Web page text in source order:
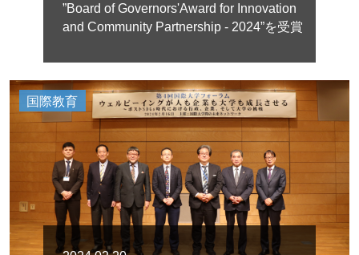
”Board of Governors'Award for Innovation
and Community Partnership - 2024”を受賞
国際教育